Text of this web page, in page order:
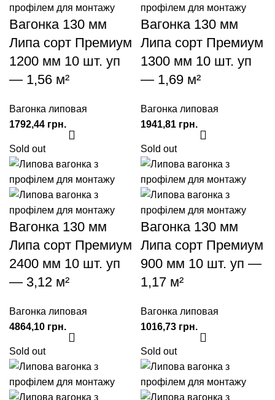
Вагонка 130 мм
Липа сорт Премиум
1200 мм 10 шт. уп
— 1,56 м²
Вагонка липовая
грн.
Вагонка 130 мм
Липа сорт Премиум
1300 мм 10 шт. уп
— 1,69 м²
Вагонка липовая
грн.
Sold out
Вагонка 130 мм
Липа сорт Премиум
2400 мм 10 шт. уп
— 3,12 м²
Вагонка липовая
грн.
Sold out
Вагонка 130 мм
Липа сорт Премиум
900 мм 10 шт. уп —
1,17 м²
Вагонка липовая
грн.
Sold out Sold out